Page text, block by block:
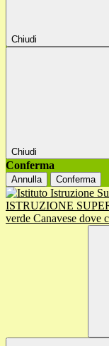
Chiudi
Chiudi
Conferma
Annulla Conferma
ISTRUZIONE
verde Canavese dove